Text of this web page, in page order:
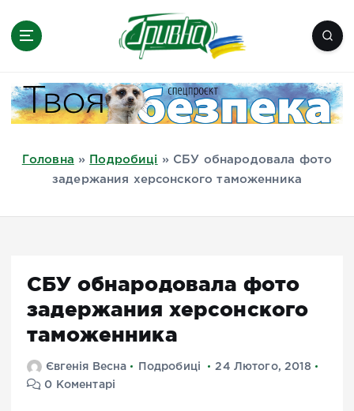
Миколаїв, Одеса, Мелітополь
Головна » Подробиці » СБУ обнародовала фото
задержания херсонского таможенника
СБУ обнародовала фото
задержания херсонского
таможенника
Євгенія Весна Подробиці
24 Лютого, 2018
0 Коментарі